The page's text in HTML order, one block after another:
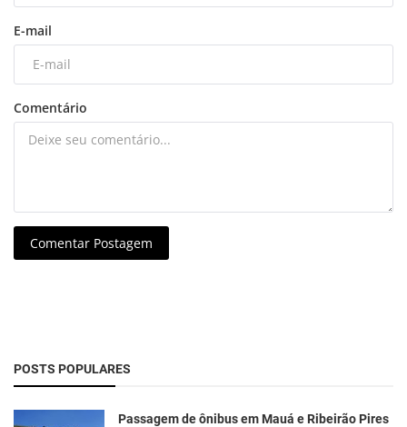
E-mail
Comentário
Comentar Postagem
POSTS POPULARES
Passagem de ônibus em Mauá e Ribeirão Pires